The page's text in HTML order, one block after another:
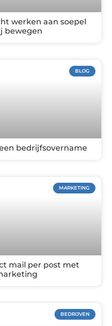
werken aan soepel
bewegen
BLOG
bedrijfsovername
MARKETING
mail per post met
BEDRIJVEN